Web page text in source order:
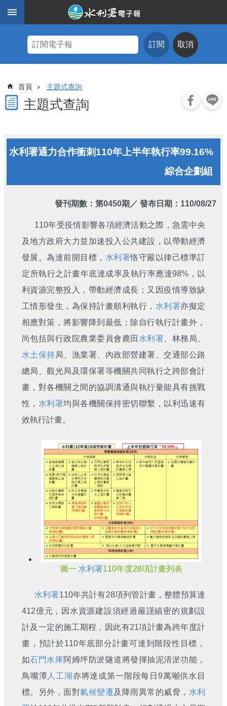
跳到主要內容區塊
題
式
查
期
報
訂閱 取消
首頁 主題式查詢
主題式查詢
水利署通力合作衝刺110年上半年執行率99.16%
綜合企劃組
發刊期數： 第0450期 ／ 發布日期：110/08/27
110年受疫情影響各項經濟活動之際，急需中央
及地方政府大力並加速投入公共建設，以帶動經濟
發展。為達前開目標， 水利署恪守嚴以律己標準訂
定所執行之計畫年底達成率及執行率應達98%，以
利資源完整投入，帶動經濟成長；又因疫情導致缺
工情形發生，為保持計畫順利執行， 水利署亦擬定
相應對策，將影響降到最低；除自行執行計畫外，
尚包括與行政院農業委員會農田 水利署 、林務局、
水土保持局、漁業署、內政部營建署、交通部公路
總局、觀光局及環保署等機關共同執行之跨部會計
畫，對各機關之間的協調溝通與執行量能具有挑戰
性， 水利署均與各機關保持密切聯繫，以利迅速有
效執行計畫。
圖一 水利署110年度28項計畫列表
水利署110年共計有28項列管計畫，整體預算達
412億元，因水資源建設須經過嚴謹縝密的規劃設
計及一定的施工期程，因此有21項計畫為跨年度計
畫，預計於110年底部分計畫可達到階段性目標，
如石門水庫阿姆坪防淤隧道將發揮抽泥清淤功能，
鳥嘴潭 人工湖亦將達成第一階段每日9萬噸供水目
標。另外，面對氣候變遷及降雨異常的威脅， 水利